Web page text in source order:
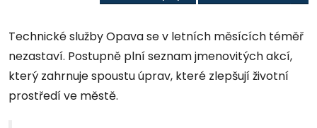
Technické služby Opava se v letních měsících téměř
nezastaví. Postupně plní seznam jmenovitých akcí,
který zahrnuje spoustu úprav, které zlepšují životní
prostředí ve městě.